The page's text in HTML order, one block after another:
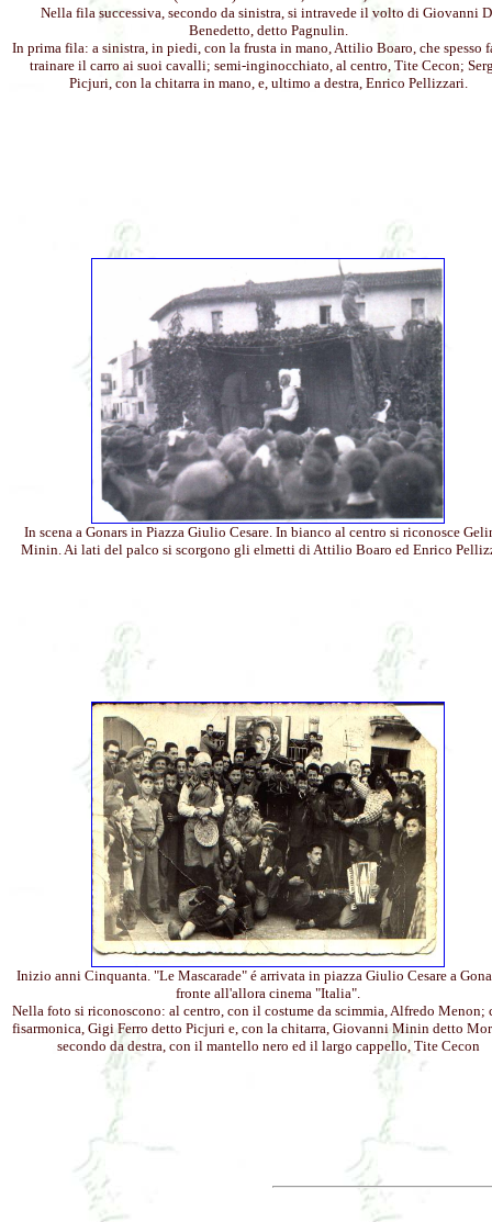
Nella fila successiva, secondo da sinistra, si intravede il volto di Giovanni
Benedetto, detto Pagnulin.
In prima fila: a sinistra, in piedi, con la frusta in mano, Attilio Boaro, che spesso
trainare il carro ai suoi cavalli; semi-inginocchiato, al centro, Tite Cecon;
Picjuri, con la chitarra in mano, e, ultimo a destra, Enrico Pellizzari.
In scena a Gonars in Piazza Giulio Cesare. In bianco al centro si riconosce
Minin. Ai lati del palco si scorgono gli elmetti di Attilio Boaro ed Enrico
Inizio anni Cinquanta. "Le Mascarade" é arrivata in piazza Giulio Cesare a
fronte all'allora cinema "Italia".
Nella foto si riconoscono: al centro, con il costume da scimmia, Alfredo Menon;
fisarmonica, Gigi Ferro detto Picjuri e, con la chitarra, Giovanni Minin detto
secondo da destra, con il mantello nero ed il largo cappello, Tite Cecon